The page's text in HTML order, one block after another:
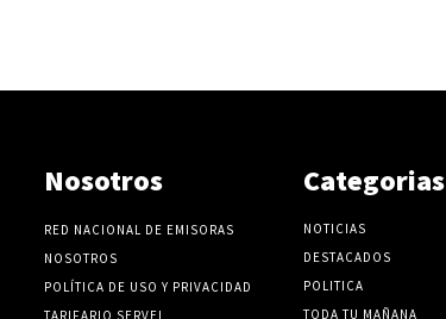
Nosotros
RED NACIONAL DE EMISORAS
NOSOTROS
POLÍTICA DE USO Y PRIVACIDAD
TARIFARIO SERVEL
Categorias
NOTICIAS
DESTACADOS
POLITICA
TODA TU MAÑANA